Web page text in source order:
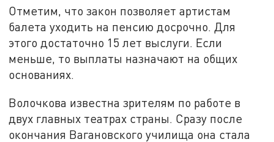
Отметим, что закон позволяет артистам
балета уходить на пенсию досрочно. Для
этого достаточно 15 лет выслуги. Если
меньше, то выплаты назначают на общих
основаниях.
Волочкова известна зрителям по работе в
двух главных театрах страны. Сразу после
окончания Вагановского училища она стала